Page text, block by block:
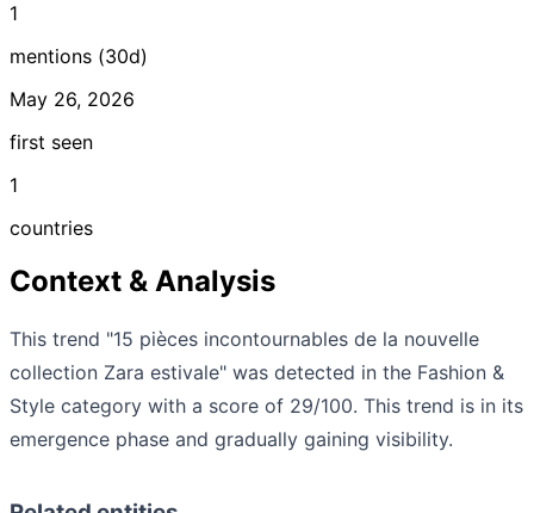
1
mentions (30d)
May 26, 2026
first seen
1
countries
Context & Analysis
This trend "15 pièces incontournables de la nouvelle
collection Zara estivale" was detected in the Fashion &
Style category with a score of 29/100. This trend is in its
emergence phase and gradually gaining visibility.